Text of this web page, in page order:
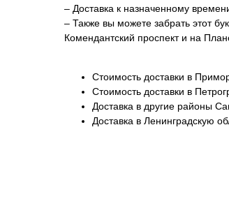
– Доставка к назначенному
– Также вы можете забрать этот
Комендантский проспект и на
Стоимость доставки в
Стоимость доставки в
Доставка в другие районы
Доставка в Ленинградскую